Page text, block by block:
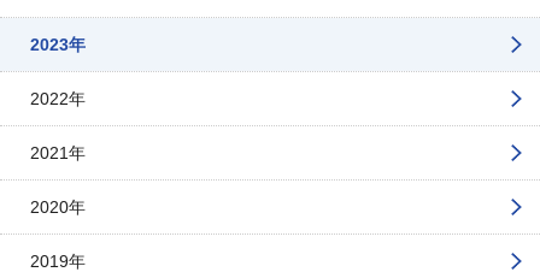
2023年
2022年
2021年
2020年
2019年